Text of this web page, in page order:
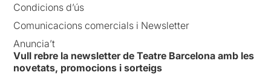
Condicions d’ús
Comunicacions comercials i Newsletter
Anuncia’t
Vull rebre la newsletter de Teatre Barcelona amb les
novetats, promocions i sorteigs